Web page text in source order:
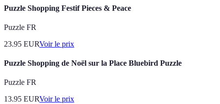
Puzzle Shopping Festif Pieces & Peace
Puzzle FR
23.95 EURVoir le prix
Puzzle Shopping de Noël sur la Place Bluebird Puzzle
Puzzle FR
13.95 EURVoir le prix